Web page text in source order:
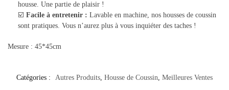
housse. Une partie de plaisir !
☑️ Facile à entretenir : Lavable en machine, nos housses de coussin
sont pratiques. Vous n’aurez plus à vous inquiéter des taches !
Mesure : 45*45cm
Catégories : Autres Produits Housse de Coussin Meilleures Ventes